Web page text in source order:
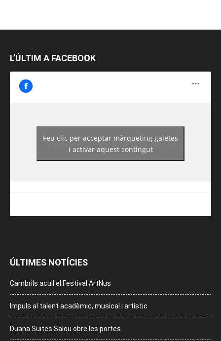
L’ÚLTIM A FACEBOOK
https://www.facebook.com/guiadereus/
Feu clic per acceptar màrqueting galetes
i activar aquest contingut
ÚLTIMES NOTÍCIES
Cambrils acull el Festival ArtNus
Impuls al talent acadèmic, musical i artístic
Duana Suites Salou obre les portes